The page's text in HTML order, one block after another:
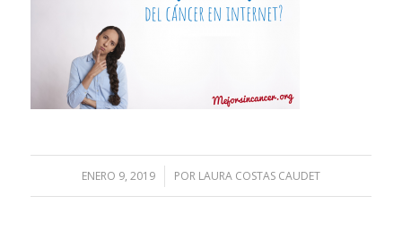
ENERO 9, 2019
/ POR LAURA COSTAS CAUDET